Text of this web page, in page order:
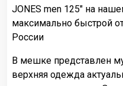
JONES men 125" на
максимально быстрой
России
В мешке представлен
верхняя одежда